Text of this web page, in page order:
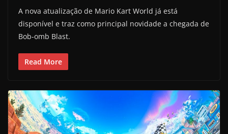
A nova atualização de Mario Kart World já está
disponível e traz como principal novidade a chegada de
Bob-omb Blast.
Read More